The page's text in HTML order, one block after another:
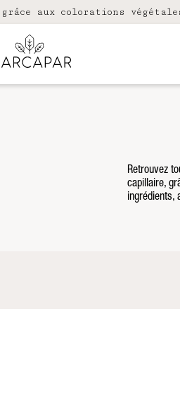
grâce aux colorations végétales
Retrouvez
capillaire,
ingrédients,